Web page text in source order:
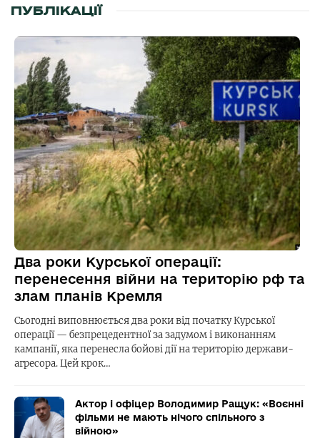
ПУБЛІКАЦІЇ
Два роки Курської операції:
перенесення війни на територію рф та
злам планів Кремля
Сьогодні виповнюється два роки від початку Курської
операції — безпрецедентної за задумом і виконанням
кампанії, яка перенесла бойові дії на територію держави-
агресора. Цей крок…
Актор і офіцер Володимир Ращук: «Воєнні
фільми не мають нічого спільного з
війною»